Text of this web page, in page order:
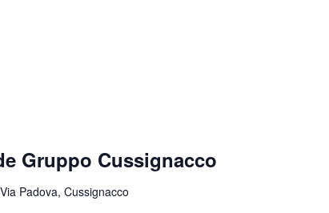
Gruppo Cussignacco
Via Padova, Cussignacco